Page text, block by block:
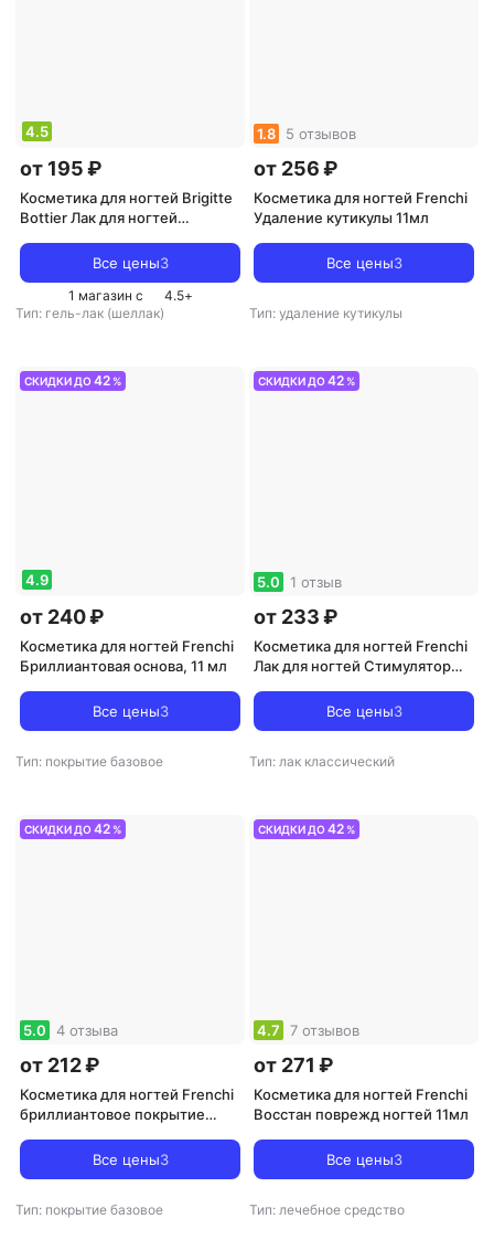
4.5
от 195 ₽
Косметика для ногтей Brigitte
Bottier Лак для ногтей
Все цены3
1 магазин с 4.5+
Тип: гель-лак (шеллак)
1.8 5 отзывов
от 256 ₽
Косметика для ногтей Frenchi
Удаление кутикулы 11мл
Все цены3
Тип: удаление кутикулы
СКИДКИ ДО42 %
4.9
от 240 ₽
Косметика для ногтей Frenchi
Бриллиантовая основа, 11 мл
Все цены3
Тип: покрытие базовое
СКИДКИ ДО42 %
5.0 1 отзыв
от 233 ₽
Косметика для ногтей Frenchi
Лак для ногтей Стимулятор
Все цены3
Тип: лак классический
СКИДКИ ДО42 %
5.0 4 отзыва
от 212 ₽
Косметика для ногтей Frenchi
бриллиантовое покрытие
Все цены3
Тип: покрытие базовое
СКИДКИ ДО42 %
4.7 7 отзывов
от 271 ₽
Косметика для ногтей Frenchi
Восстан поврежд ногтей 11мл
Все цены3
Тип: лечебное средство